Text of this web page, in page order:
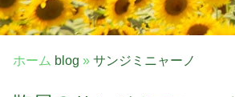
ホーム blog » サンジミニャーノ